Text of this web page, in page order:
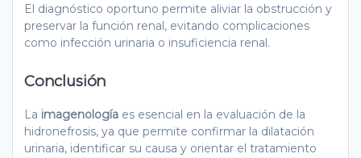
El diagnóstico oportuno permite aliviar la obstrucción y
preservar la función renal, evitando complicaciones
como infección urinaria o insuficiencia renal.
Conclusión
La imagenología es esencial en la evaluación de la
hidronefrosis, ya que permite confirmar la dilatación
urinaria, identificar su causa y orientar el tratamiento